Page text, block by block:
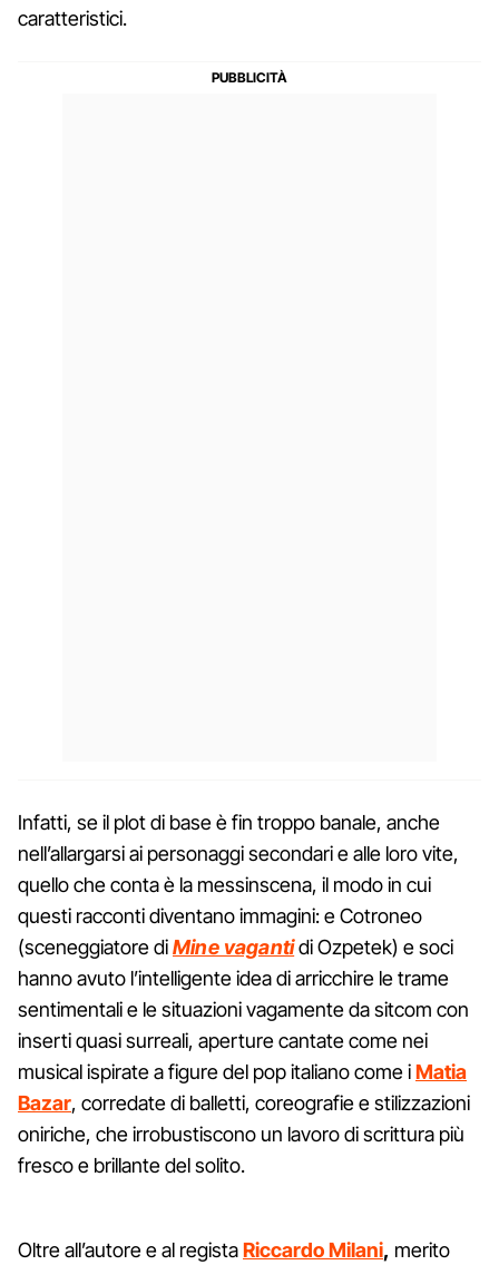
caratteristici.
Infatti, se il plot di base è fin troppo banale, anche
nell’allargarsi ai personaggi secondari e alle loro vite,
quello che conta è la messinscena, il modo in cui
questi racconti diventano immagini: e Cotroneo
(sceneggiatore diMine vagantidi Ozpetek) e soci
hanno avuto l’intelligente idea di arricchire le trame
sentimentali e le situazioni vagamente da sitcom con
inserti quasi surreali, aperture cantate come nei
musical ispirate a figure del pop italiano come iMatia
Bazar, corredate di balletti, coreografie e stilizzazioni
oniriche, che irrobustiscono un lavoro di scrittura più
fresco e brillante del solito.
Oltre all’autore e al registaRiccardo Milani, merito